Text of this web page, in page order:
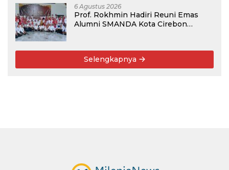
Guru Honorer
6 Agustus 2026
Prof. Rokhmin Hadiri Reuni Emas
Alumni SMANDA Kota Cirebon
Selengkapnya